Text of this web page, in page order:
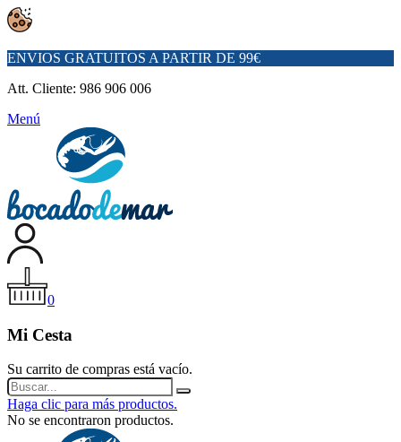
ENVIOS GRATUITOS A PARTIR DE 99€
Att. Cliente: 986 906 006
Menú
0
Mi Cesta
Su carrito de compras está vacío.
Haga clic para más productos.
No se encontraron productos.